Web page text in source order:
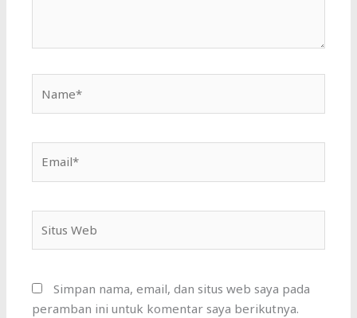
Web
Simpan nama, email, dan situs web saya pada
peramban ini untuk komentar saya berikutnya.